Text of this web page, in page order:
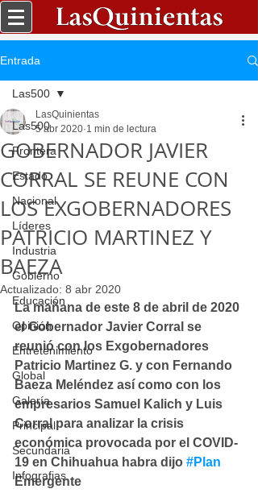
Entrada
Las500
Frontera
Estado
Nacional
Líderes
Industria
Gobierno
Educación
Opinión
Entretenimiento
Global
Galería
Principal
Secundaria
Infografias
Las500
GOBERNADOR JAVIER
CORRAL SE REUNE CON
LOS EXGOBERNADORES
PATRICIO MARTINEZ Y
BAEZA
LasQuinientas
5 abr 2020 1 min de lectura
Actualizado: 8 abr 2020
La mañana de este 8 de abril de 2020
el Gobernador Javier Corral se
reunió con los Exgobernadores
Patricio Martinez G. y con Fernando
Baeza Meléndez así como con los
empresarios Samuel Kalich y Luis
Corral para analizar la crisis
económica provocada por el COVID-
19 en Chihuahua habra dijo #Plan
Emergente